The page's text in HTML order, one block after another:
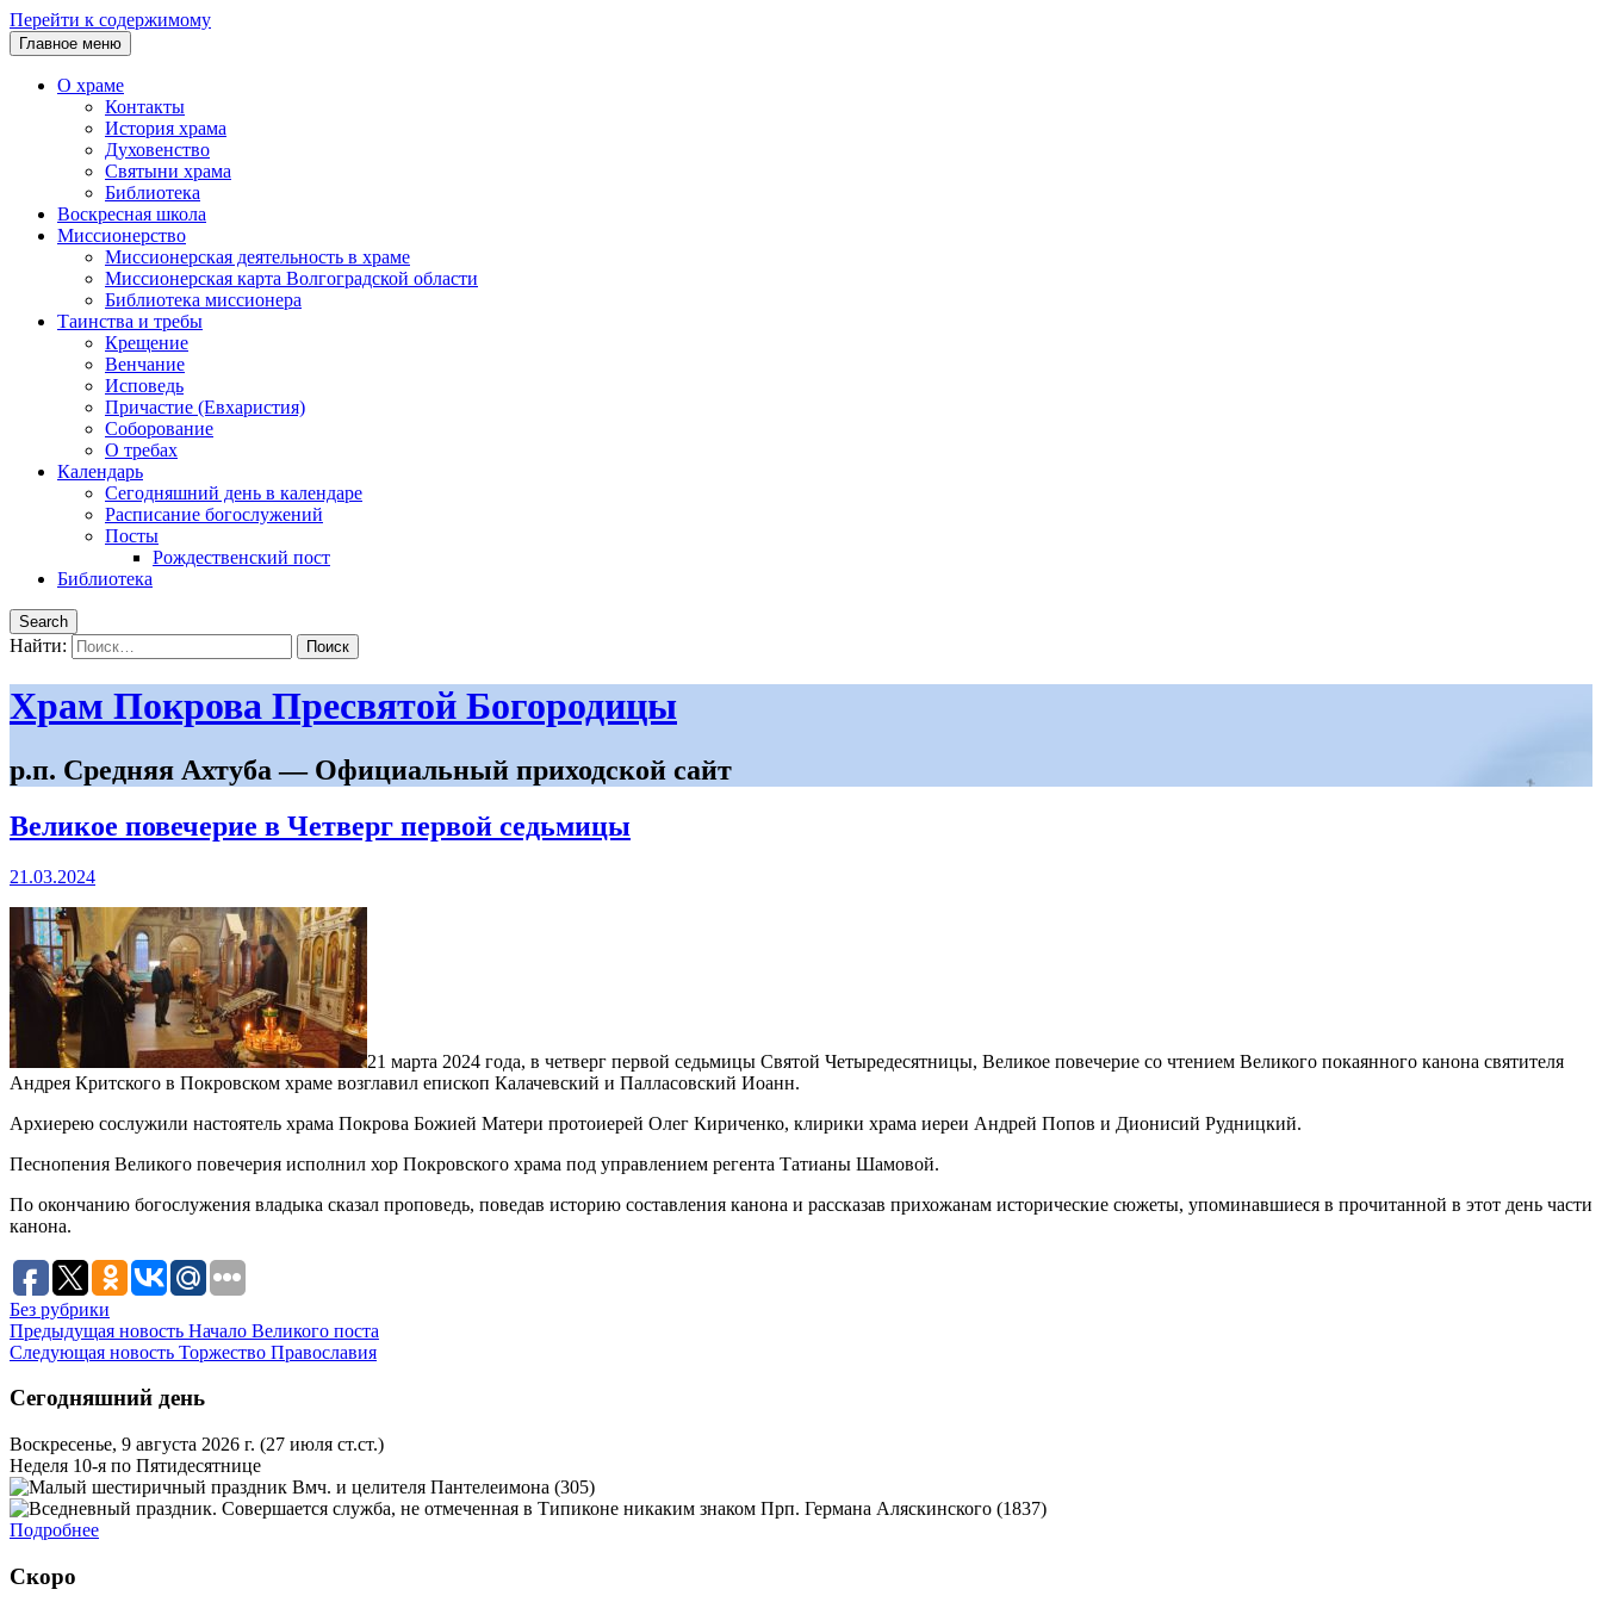
Перейти к содержимому
Главное меню
О храме
Контакты
История храма
Духовенство
Святыни храма
Библиотека
Воскресная школа
Миссионерство
Миссионерская деятельность в храме
Миссионерская карта Волгоградской области
Библиотека миссионера
Таинства и требы
Крещение
Венчание
Исповедь
Причастие (Евхаристия)
Соборование
О требах
Календарь
Сегодняшний день в календаре
Расписание богослужений
Посты
Рождественский пост
Библиотека
Search
Найти:
Храм Покрова Пресвятой Богородицы
р.п. Средняя Ахтуба — Официальный приходской сайт
Великое повечерие в Четверг первой седьмицы
21.03.2024
21 марта 2024 года, в четверг первой седьмицы Святой Четыредесятницы, Великое повечерие со чтением Великого покаянного канона святителя
Андрея Критского в Покровском храме возглавил епископ Калачевский и Палласовский Иоанн.
Архиерею сослужили настоятель храма Покрова Божией Матери протоиерей Олег Кириченко, клирики храма иереи Андрей Попов и Дионисий Рудницкий.
Песнопения Великого повечерия исполнил хор Покровского храма под управлением регента Татианы Шамовой.
По окончанию богослужения владыка сказал проповедь, поведав историю составления канона и рассказав прихожанам исторические сюжеты, упоминавшиеся в прочитанной в этот день части
канона.
Без рубрики
Предыдущая новость Начало Великого поста
Следующая новость Торжество Православия
Сегодняшний день
Воскресенье, 9 августа 2026 г. (27 июля ст.ст.)
Неделя 10-я по Пятидесятнице
Вмч. и целителя Пантелеимона (305)
Прп. Германа Аляскинского (1837)
Подробнее
Скоро